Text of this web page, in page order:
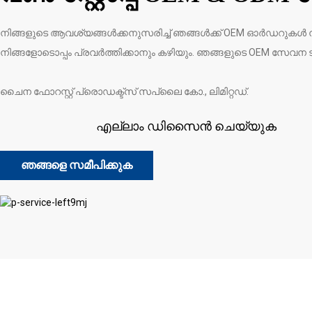
നിങ്ങളുടെ ആവശ്യങ്ങൾക്കനുസരിച്ച് ഞങ്ങൾക്ക് OEM
നിങ്ങളോടൊപ്പം പ്രവർത്തിക്കാനും കഴിയും. ഞങ്ങളുടെ OEM സേവന
ചൈന ഫോറസ്റ്റ് പ്രൊഡക്ട്സ് സപ്ലൈ കോ., ലിമിറ്റഡ്.
എല്ലാം ഡിസൈൻ ചെയ്യുക
ഞങ്ങളെ സമീപിക്കുക